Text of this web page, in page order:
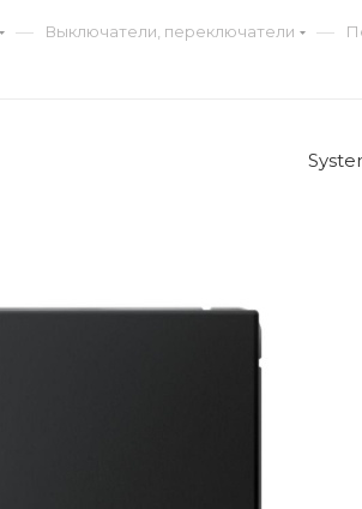
— Выключатели, переключатели —